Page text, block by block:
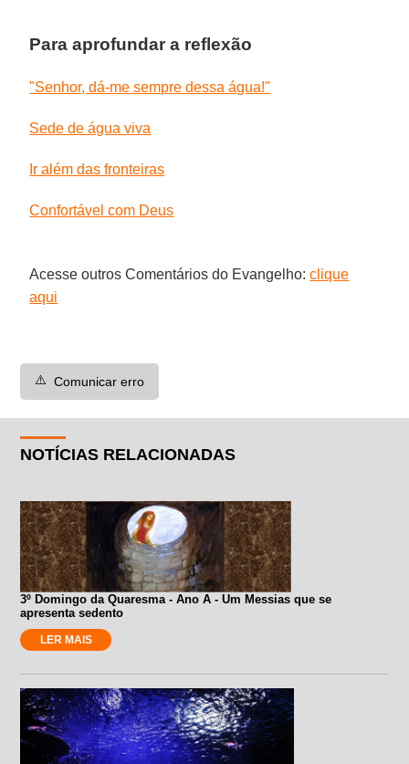
Para aprofundar a reflexão
"Senhor, dá-me sempre dessa água!"
Sede de água viva
Ir além das fronteiras
Confortável com Deus
Acesse outros Comentários do Evangelho:clique
aqui
⚠️ Comunicar erro
NOTÍCIAS RELACIONADAS
3º Domingo da Quaresma - Ano A - Um Messias que se
apresenta sedento
LER MAIS